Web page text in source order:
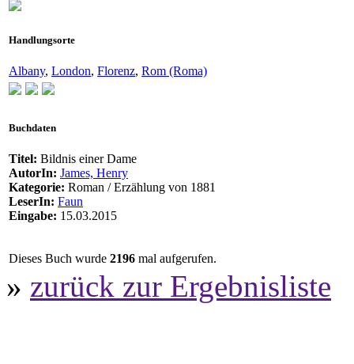
Handlungsorte
Albany, London, Florenz, Rom (Roma)
Buchdaten
Titel: Bildnis einer Dame
AutorIn: James, Henry
Kategorie: Roman / Erzählung von 1881
LeserIn: Faun
Eingabe: 15.03.2015
Dieses Buch wurde 2196 mal aufgerufen.
» zurück zur Ergebnisliste